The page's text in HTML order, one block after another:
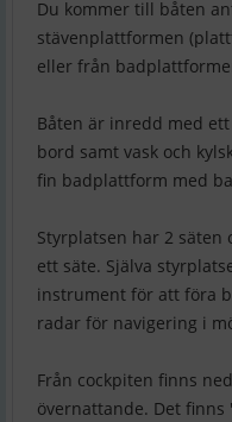
Du kommer till båten
stävenplattformen
eller från
Båten är inredd med
bord samt vask och
fin badplattform med
Styrplatsen har 2
ett säte. Själva
instrument för att föra
radar för navigering i
Från cockpiten finns
övernattande. Det finns